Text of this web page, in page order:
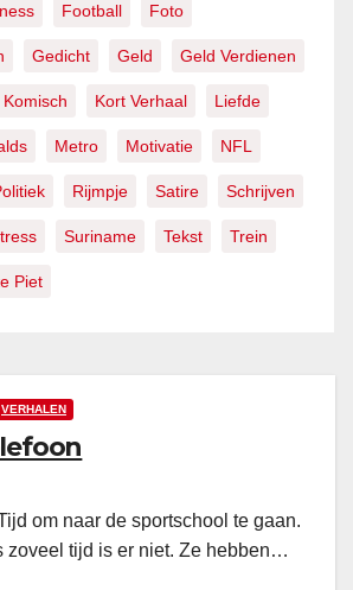
Football Foto
Gedicht Geld Geld Verdienen
Komisch Kort Verhaal Liefde
Metro Motivatie NFL
Rijmpje Satire Schrijven
Suriname Tekst Trein
Piet
VERHALEN
om naar de sportschool te gaan.
zoveel tijd is er niet. Ze hebben…